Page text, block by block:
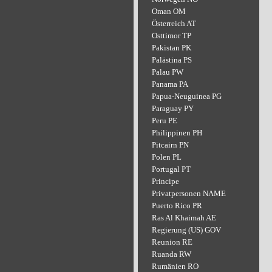
Oman OM
Österreich AT
Osttimor TP
Pakistan PK
Palästina PS
Palau PW
Panama PA
Papua-Neuguinea PG
Paraguay PY
Peru PE
Philippinen PH
Pitcairn PN
Polen PL
Portugal PT
Principe
Privatpersonen NAME
Puerto Rico PR
Ras Al Khaimah AE
Regierung (US) GOV
Reunion RE
Ruanda RW
Rumänien RO